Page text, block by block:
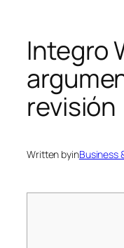
Integro
revisión
Written byinBusiness